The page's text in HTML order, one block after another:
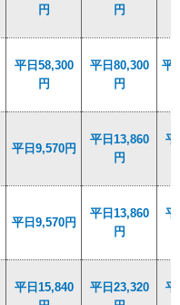
円
円
平日58,300
円
平日80,300
円
平
平日9,570円
平日13,860
円
平
平日9,570円
平日13,860
円
平
平日15,840
平日23,320
平
円
円
平日58,300
円
平日80,300
円
平
平日9,570円
平日13,860
円
平
平日9,570円
平日13,860
円
平
平日15,840
平日23,320
平